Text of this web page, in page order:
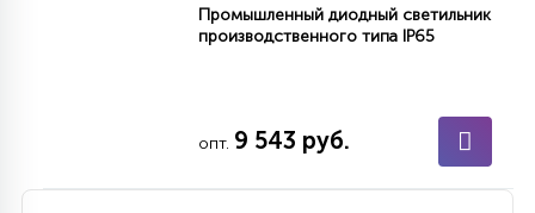
Промышленный диодный светильник
производственного типа IP65
опт. 9 543 руб.